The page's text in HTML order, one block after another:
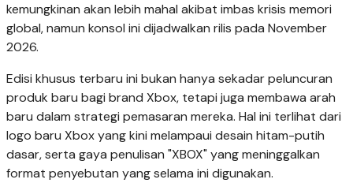
kemungkinan akan lebih mahal akibat imbas krisis memori
global, namun konsol ini dijadwalkan rilis pada November
2026.
Edisi khusus terbaru ini bukan hanya sekadar peluncuran
produk baru bagi brand Xbox, tetapi juga membawa arah
baru dalam strategi pemasaran mereka. Hal ini terlihat dari
logo baru Xbox yang kini melampaui desain hitam-putih
dasar, serta gaya penulisan "XBOX" yang meninggalkan
format penyebutan yang selama ini digunakan.